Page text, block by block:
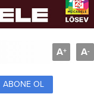
A+ A-
ABONE OL